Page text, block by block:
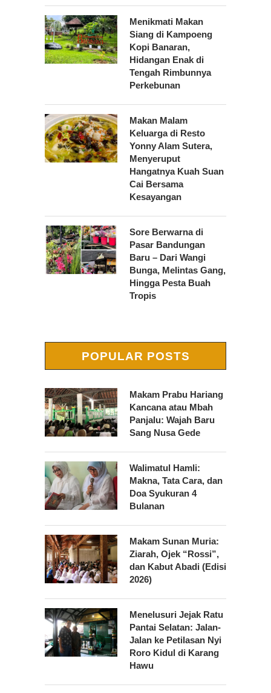
Menikmati Makan
Siang di Kampoeng
Kopi Banaran,
Hidangan Enak di
Tengah Rimbunnya
Perkebunan
Makan Malam
Keluarga di Resto
Yonny Alam Sutera,
Menyeruput
Hangatnya Kuah Suan
Cai Bersama
Kesayangan
Sore Berwarna di
Pasar Bandungan
Baru – Dari Wangi
Bunga, Melintas Gang,
Hingga Pesta Buah
Tropis
POPULAR POSTS
Makam Prabu Hariang
Kancana atau Mbah
Panjalu: Wajah Baru
Sang Nusa Gede
Walimatul Hamli:
Makna, Tata Cara, dan
Doa Syukuran 4
Bulanan
Makam Sunan Muria:
Ziarah, Ojek “Rossi”,
dan Kabut Abadi (Edisi
2026)
Menelusuri Jejak Ratu
Pantai Selatan: Jalan-
Jalan ke Petilasan Nyi
Roro Kidul di Karang
Hawu